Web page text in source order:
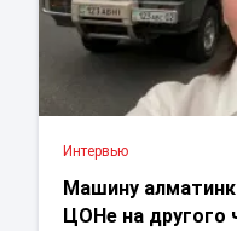
Интервью
Машину
ЦОНе на другого